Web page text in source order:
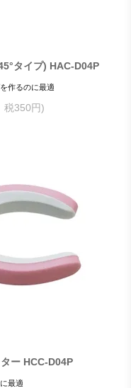
タイプ) HAC-D04P
作るのに最適
税350円)
ー HCC-D04P
最適